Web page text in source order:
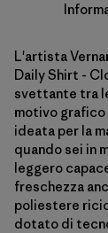
L'artista
Daily Shirt -
svettante tra
motivo
ideata per la
quando sei in
leggero
freschezza
poliestere
dotato di